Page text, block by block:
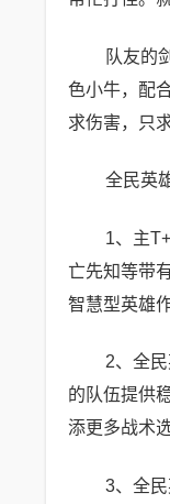
队友的
色小牛，配
求伤害，只
全民英
1、主
亡先知等带
智慧型英雄
2、全
的队伍提供
添更多战术
3、全